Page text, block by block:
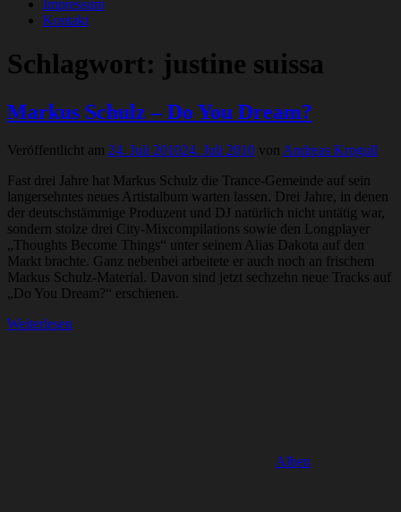
Impressum
Kontakt
Schlagwort: justine suissa
Markus Schulz – Do You Dream?
Veröffentlicht am 24. Juli 201024. Juli 2010 von Andreas Krogull
Fast drei Jahre hat Markus Schulz die Trance-Gemeinde auf sein
langersehntes neues Artistalbum warten lassen. Drei Jahre, in denen
der deutschstämmige Produzent und DJ natürlich nicht untätig war,
sondern stolze drei City-Mixcompilations sowie den Longplayer
„Thoughts Become Things“ unter seinem Alias Dakota auf den
Markt brachte. Ganz nebenbei arbeitete er auch noch an frischem
Markus Schulz-Material. Davon sind jetzt sechzehn neue Tracks auf
„Do You Dream?“ erschienen.
Weiterlesen
Alben